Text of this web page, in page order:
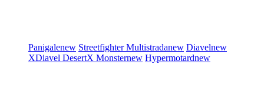
Panigalenew StreetfighterMultistradanew Diavelnew
XDiavel DesertX Monsternew Hypermotardnew